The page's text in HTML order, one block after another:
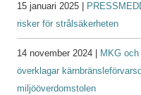
15 januari 2025 |
risker för strålsäkerheten
14 november 2024 |
MKG
överklagar
miljööverdomstolen